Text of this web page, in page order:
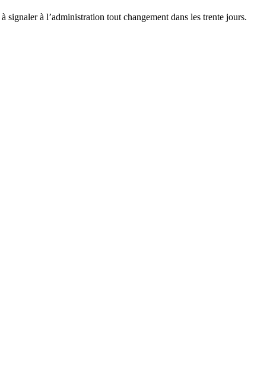
signaler à l’administration tout changement dans les trente jours.